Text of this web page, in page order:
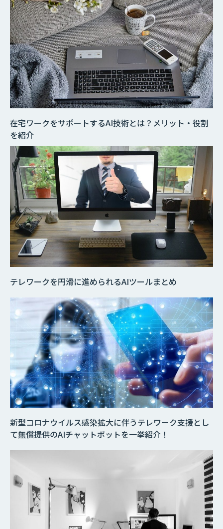
テレワークを円滑に進められるAIツールまとめ
新型コロナウイルス感染拡大に伴うテレワーク支援とし
て無償提供のAIチャットボットを一挙紹介！
在宅ワークをサポートするAI技術とは？メリット・役割
を紹介